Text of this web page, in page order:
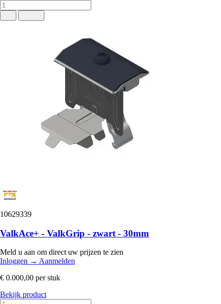
10629339
ValkAce+ - ValkGrip - zwart - 30mm
Meld u aan om direct uw prijzen te zien
Inloggen → Aanmelden
€ 0.000,00 per stuk
Bekijk product